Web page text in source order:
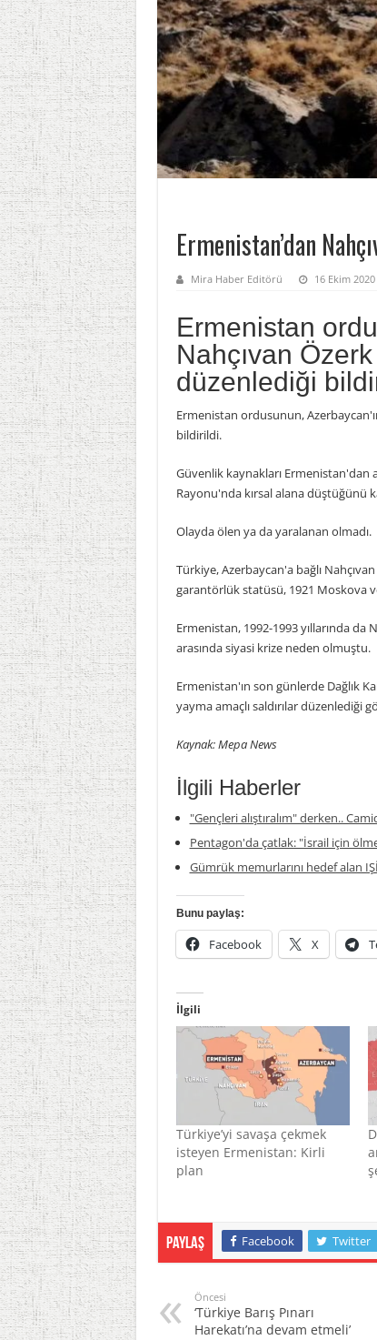
Ermenistan’dan
Mira Haber Editörü 16 Ekim
Ermenistan
Nahçıvan
düzenlediği
Ermenistan ordusunun,
bildirildi.
Güvenlik kaynakları Ermenistan'dan
Rayonu'nda kırsal alana düştüğünü
Olayda ölen ya da yaralanan olmadı.
Türkiye, Azerbaycan'a bağlı
garantörlük statüsü, 1921 Moskova
Ermenistan, 1992-1993 yıllarında
arasında siyasi krize neden olmuştu.
Ermenistan'ın son günlerde Dağlık
yayma amaçlı saldırılar düzenlediği
Kaynak: Mepa News
İlgili Haberler
"Gençleri alıştıralım" derken..
Pentagon'da çatlak: "İsrail için
Gümrük memurlarını hedef alan
Bunu paylaş:
Facebook X
İlgili
Türkiye’yi savaşa çekmek
isteyen Ermenistan: Kirli
plan
Paylaş Facebook Twitter
Öncesi
‘Türkiye Barış Pınarı
Harekatı’na devam etmeli’